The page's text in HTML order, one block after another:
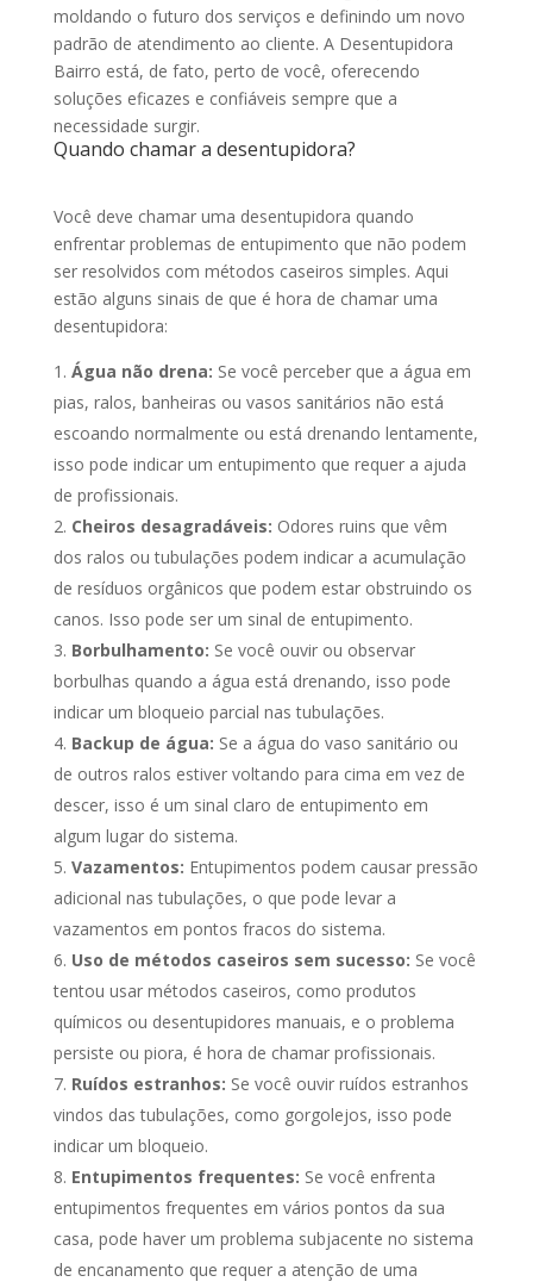
moldando o futuro dos serviços e definindo um novo
padrão de atendimento ao cliente. A Desentupidora
Bairro está, de fato, perto de você, oferecendo
soluções eficazes e confiáveis sempre que a
necessidade surgir.
Quando chamar a desentupidora?
Você deve chamar uma desentupidora quando
enfrentar problemas de entupimento que não podem
ser resolvidos com métodos caseiros simples. Aqui
estão alguns sinais de que é hora de chamar uma
desentupidora:
Água não drena: Se você perceber que a água em
pias, ralos, banheiras ou vasos sanitários não está
escoando normalmente ou está drenando lentamente,
isso pode indicar um entupimento que requer a ajuda
de profissionais.
Cheiros desagradáveis: Odores ruins que vêm
dos ralos ou tubulações podem indicar a acumulação
de resíduos orgânicos que podem estar obstruindo os
canos. Isso pode ser um sinal de entupimento.
Borbulhamento: Se você ouvir ou observar
borbulhas quando a água está drenando, isso pode
indicar um bloqueio parcial nas tubulações.
Backup de água: Se a água do vaso sanitário ou
de outros ralos estiver voltando para cima em vez de
descer, isso é um sinal claro de entupimento em
algum lugar do sistema.
Vazamentos: Entupimentos podem causar pressão
adicional nas tubulações, o que pode levar a
vazamentos em pontos fracos do sistema.
Uso de métodos caseiros sem sucesso: Se você
tentou usar métodos caseiros, como produtos
químicos ou desentupidores manuais, e o problema
persiste ou piora, é hora de chamar profissionais.
Ruídos estranhos: Se você ouvir ruídos estranhos
vindos das tubulações, como gorgolejos, isso pode
indicar um bloqueio.
Entupimentos frequentes: Se você enfrenta
entupimentos frequentes em vários pontos da sua
casa, pode haver um problema subjacente no sistema
de encanamento que requer a atenção de uma